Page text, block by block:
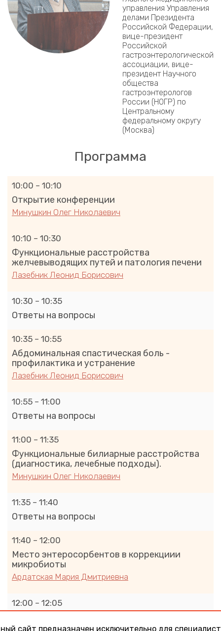
управления Управления
делами Президента
Российской Федерации,
вице-президент
Российской
гастроэнтерологической
ассоциации, вице-
президент Научного
общества
гастроэнтерологов
России (НОГР) по
Центральному
федеральному округу
(Москва)
Программа
10:00 – 10:10
Открытие конференции
Минушкин Олег Николаевич
10:10 – 10:30
Функциональные расстройства
желчевыводящих путей и патология печени
Лазебник Леонид Борисович
10:30 – 10:35
Ответы на вопросы
10:35 – 10:55
Абдоминальная спастическая боль -
профилактика и устранение
Лазебник Леонид Борисович
10:55 – 11:00
Ответы на вопросы
11:00 – 11:35
Функциональные билиарные расстройства
(диагностика, лечебные подходы).
Минушкин Олег Николаевич
11:35 – 11:40
Ответы на вопросы
11:40 – 12:00
Место энтеросорбентов в коррекциии
микробиоты
Ардатская Мария Дмитриевна
12:00 – 12:05
сайт предназначен исключительно для